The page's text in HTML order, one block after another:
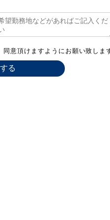
同意頂けますようにお願い致しま